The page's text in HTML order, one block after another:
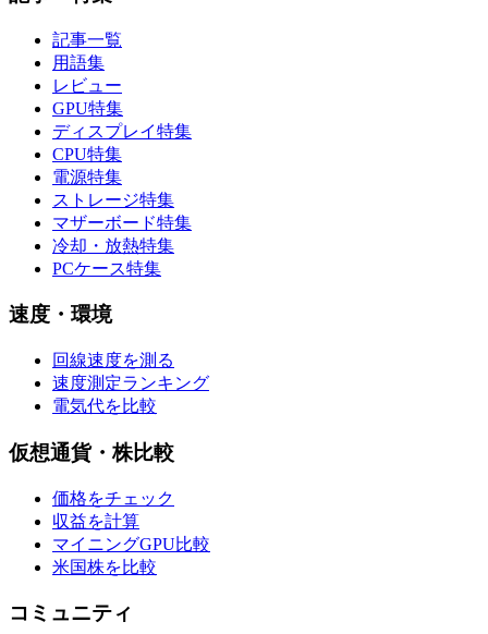
記事一覧
用語集
レビュー
GPU特集
ディスプレイ特集
CPU特集
電源特集
ストレージ特集
マザーボード特集
冷却・放熱特集
PCケース特集
速度・環境
回線速度を測る
速度測定ランキング
電気代を比較
仮想通貨・株比較
価格をチェック
収益を計算
マイニングGPU比較
米国株を比較
コミュニティ